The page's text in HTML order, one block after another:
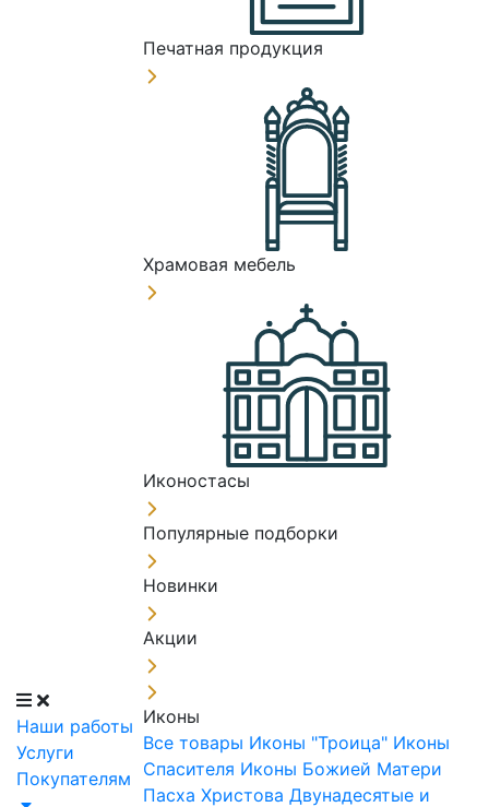
Наши работы
Услуги
Покупателям
Печатная продукция
Храмовая мебель
Иконостасы
Популярные подборки
Новинки
Акции
Иконы
Все товары Иконы "Троица" Иконы
Спасителя Иконы Божией Матери
Пасха Христова Двунадесятые и